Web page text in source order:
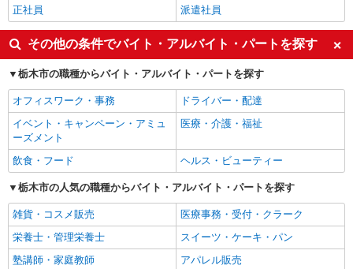
正社員
派遣社員
その他の条件でバイト・アルバイト・パートを探す
栃木市の職種からバイト・アルバイト・パートを探す
オフィスワーク・事務
ドライバー・配達
イベント・キャンペーン・アミュ
ーズメント
医療・介護・福祉
飲食・フード ヘルス・ビューティー
栃木市の人気の職種からバイト・アルバイト・パートを探す
雑貨・コスメ販売
医療事務・受付・クラーク
栄養士・管理栄養士
スイーツ・ケーキ・パン
塾講師・家庭教師
アパレル販売